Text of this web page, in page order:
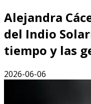
Alejandra
del Indio
tiempo y las
2026-06-06